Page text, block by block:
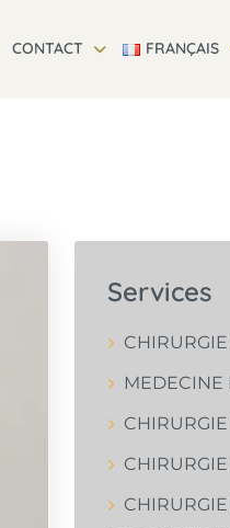
CONTACT FRANÇAIS
Services
MEDECINE